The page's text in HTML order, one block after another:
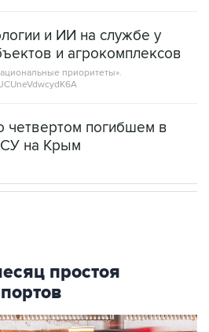
и ИИ на службе у
и агрокомплексов
приоритеты».
четвертом погибшем в
на Крым
простоя